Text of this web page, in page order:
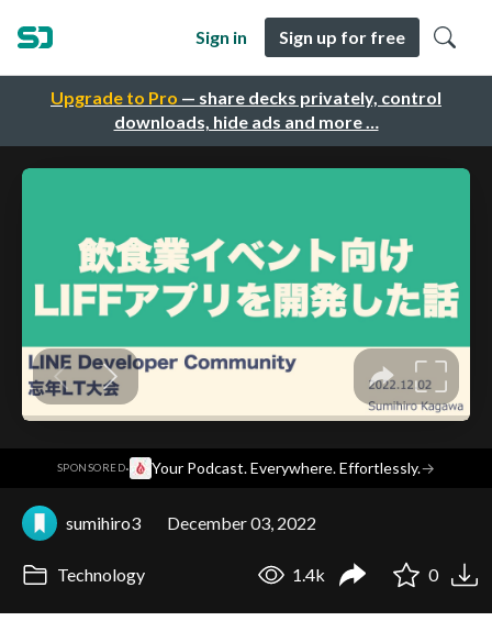
Upgrade to Pro — share decks privately, control
downloads, hide ads and more …
Sign in Sign up for free
SPONSORED· Your Podcast. Everywhere. Effortlessly.→
sumihiro3 December 03, 2022
Technology 1.4k 0